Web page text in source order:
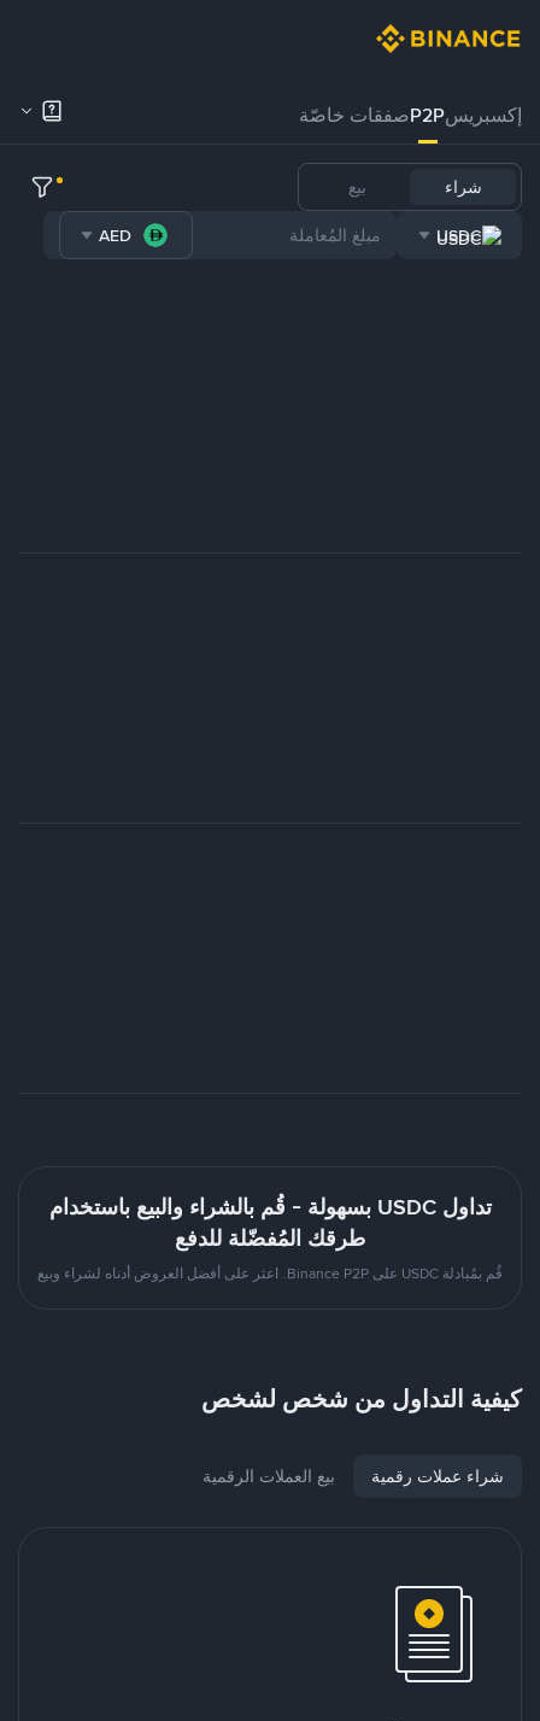
إكسبريسP2Pصفقات خاصّة
شراء بيع
USDC
AED
تداول USDC بسهولة - قُم بالشراء والبيع باستخدام
طرقك المُفضّلة للدفع
قُم بمُبادلة USDC على Binance P2P. اعثر على أفضل العروض أدناه لشراء وبيع
كيفية التداول من شخص لشخص
شراء عملات رقمية بيع العملات الرقمية